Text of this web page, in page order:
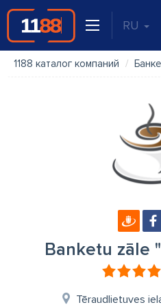
RU
1188 каталог компаний
Banketu zāle
Tēraudlietuves